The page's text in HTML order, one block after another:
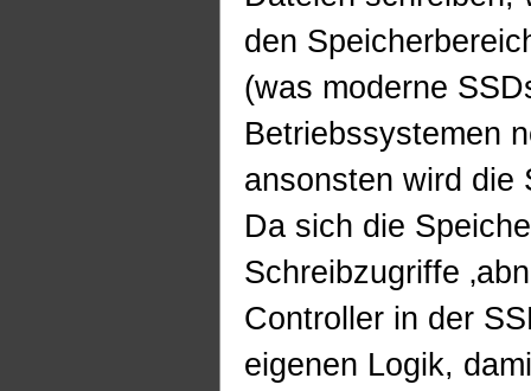
den
(was moderne
Betriebssystemen
ansonsten wird die
Da sich die
Schreibzugriffe
Controller in der
eigenen Logik,